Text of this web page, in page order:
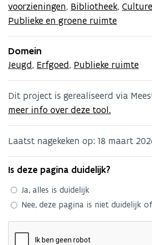
voorzieningen, Bibliotheek,
Publieke en groene ruimte
Domein
Jeugd, Erfgoed, Publieke ruimte
Dit project is gerealiseerd via
meer info over deze tool.
Laatst nagekeken op: 18 maart
Is deze pagina duidelijk?
Ja, alles is duidelijk
Nee, deze pagina is niet duidelijk